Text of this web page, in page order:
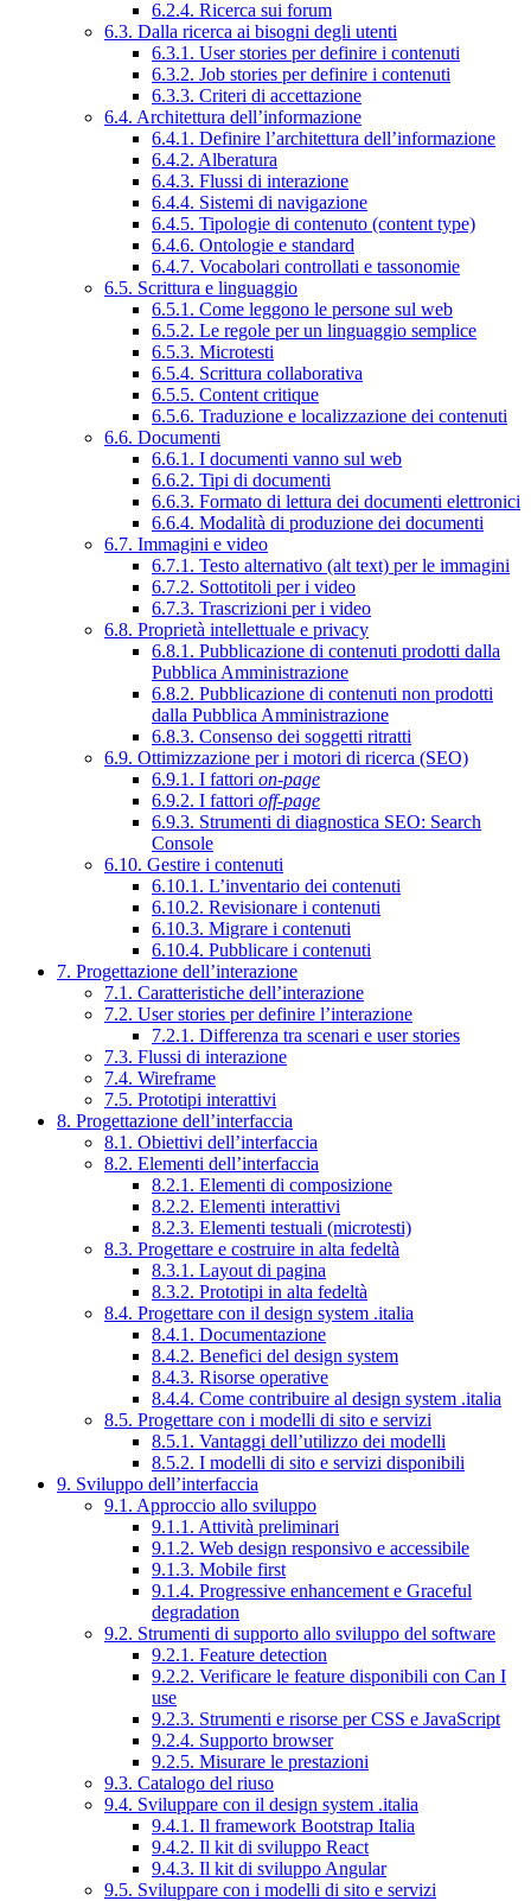
6.2.4. Ricerca sui forum
6.3. Dalla ricerca ai bisogni degli utenti
6.3.1. User stories per definire i contenuti
6.3.2. Job stories per definire i contenuti
6.3.3. Criteri di accettazione
6.4. Architettura dell’informazione
6.4.1. Definire l’architettura dell’informazione
6.4.2. Alberatura
6.4.3. Flussi di interazione
6.4.4. Sistemi di navigazione
6.4.5. Tipologie di contenuto (content type)
6.4.6. Ontologie e standard
6.4.7. Vocabolari controllati e tassonomie
6.5. Scrittura e linguaggio
6.5.1. Come leggono le persone sul web
6.5.2. Le regole per un linguaggio semplice
6.5.3. Microtesti
6.5.4. Scrittura collaborativa
6.5.5. Content critique
6.5.6. Traduzione e localizzazione dei contenuti
6.6. Documenti
6.6.1. I documenti vanno sul web
6.6.2. Tipi di documenti
6.6.3. Formato di lettura dei documenti elettronici
6.6.4. Modalità di produzione dei documenti
6.7. Immagini e video
6.7.1. Testo alternativo (alt text) per le immagini
6.7.2. Sottotitoli per i video
6.7.3. Trascrizioni per i video
6.8. Proprietà intellettuale e privacy
6.8.1. Pubblicazione di contenuti prodotti dalla
Pubblica Amministrazione
6.8.2. Pubblicazione di contenuti non prodotti
dalla Pubblica Amministrazione
6.8.3. Consenso dei soggetti ritratti
6.9. Ottimizzazione per i motori di ricerca (SEO)
6.9.1. I fattori on-page
6.9.2. I fattori off-page
6.9.3. Strumenti di diagnostica SEO: Search
Console
6.10. Gestire i contenuti
6.10.1. L’inventario dei contenuti
6.10.2. Revisionare i contenuti
6.10.3. Migrare i contenuti
6.10.4. Pubblicare i contenuti
7. Progettazione dell’interazione
7.1. Caratteristiche dell’interazione
7.2. User stories per definire l’interazione
7.2.1. Differenza tra scenari e user stories
7.3. Flussi di interazione
7.4. Wireframe
7.5. Prototipi interattivi
8. Progettazione dell’interfaccia
8.1. Obiettivi dell’interfaccia
8.2. Elementi dell’interfaccia
8.2.1. Elementi di composizione
8.2.2. Elementi interattivi
8.2.3. Elementi testuali (microtesti)
8.3. Progettare e costruire in alta fedeltà
8.3.1. Layout di pagina
8.3.2. Prototipi in alta fedeltà
8.4. Progettare con il design system .italia
8.4.1. Documentazione
8.4.2. Benefici del design system
8.4.3. Risorse operative
8.4.4. Come contribuire al design system .italia
8.5. Progettare con i modelli di sito e servizi
8.5.1. Vantaggi dell’utilizzo dei modelli
8.5.2. I modelli di sito e servizi disponibili
9. Sviluppo dell’interfaccia
9.1. Approccio allo sviluppo
9.1.1. Attività preliminari
9.1.2. Web design responsivo e accessibile
9.1.3. Mobile first
9.1.4. Progressive enhancement e Graceful
degradation
9.2. Strumenti di supporto allo sviluppo del software
9.2.1. Feature detection
9.2.2. Verificare le feature disponibili con Can I
use
9.2.3. Strumenti e risorse per CSS e JavaScript
9.2.4. Supporto browser
9.2.5. Misurare le prestazioni
9.3. Catalogo del riuso
9.4. Sviluppare con il design system .italia
9.4.1. Il framework Bootstrap Italia
9.4.2. Il kit di sviluppo React
9.4.3. Il kit di sviluppo Angular
9.5. Sviluppare con i modelli di sito e servizi